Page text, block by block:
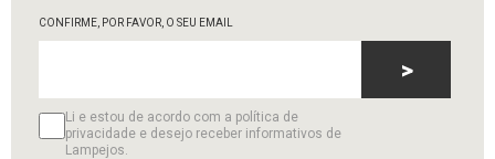
CONFIRME, POR FAVOR, O SEU EMAIL
Li e estou de acordo com a política de
privacidade e desejo receber informativos de
Lampejos.
>